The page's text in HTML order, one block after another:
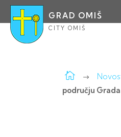
GRAD OMIŠ
CITY OMIŠ
području